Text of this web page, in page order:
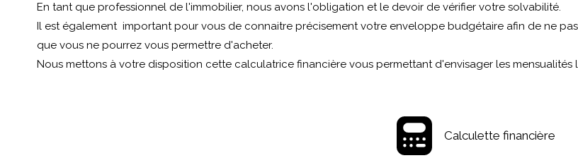
En tant que professionnel de l'immobilier, nous avons l'obligation et le devoir de vérifier votre solvabilité.
Il est également important pour vous de connaitre précisement votre enveloppe budgétaire afin de ne
que vous ne pourrez vous permettre d'acheter.
Nous mettons à votre disposition cette calculatrice financière vous permettant d'envisager les mensualités
Calculette financière